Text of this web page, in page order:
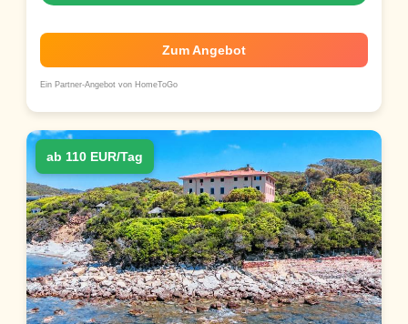
Zum Angebot
Ein Partner-Angebot von HomeToGo
ab 110 EUR/Tag